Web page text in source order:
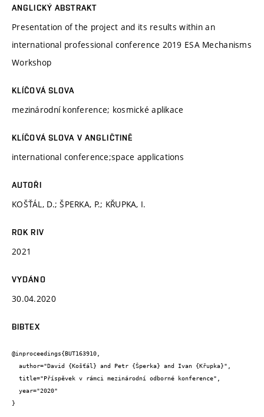
ANGLICKÝ ABSTRAKT
Presentation of the project and its results within an
international professional conference 2019 ESA Mechanisms
Workshop
KLÍČOVÁ SLOVA
mezinárodní konference; kosmické aplikace
KLÍČOVÁ SLOVA V ANGLIČTINĚ
international conference;space applications
AUTOŘI
KOŠŤÁL, D.; ŠPERKA, P.; KŘUPKA, I.
ROK RIV
2021
VYDÁNO
30.04.2020
BIBTEX
@inproceedings{BUT163910,
}